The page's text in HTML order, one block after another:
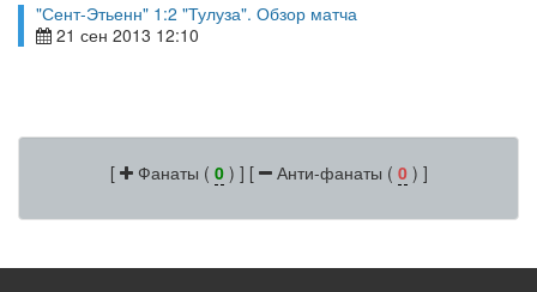
"Сент-Этьенн" 1:2 "Тулуза". Обзор матча
21 сен 2013 12:10
[ Фанаты ( 0) ] [ Анти-фанаты ( 0) ]